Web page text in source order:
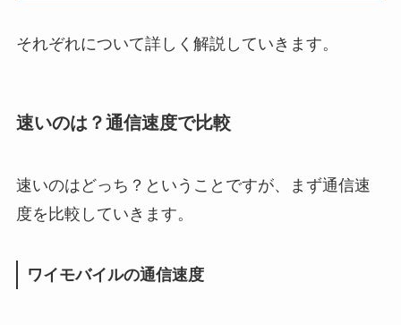
それぞれについて詳しく解説していきます。
速いのは？通信速度で比較
速いのはどっち？ということですが、まず通信速
度を比較していきます。
ワイモバイルの通信速度